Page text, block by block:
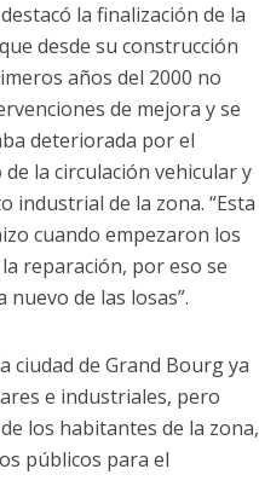
la finalización de la
desde su construcción
años del 2000 no
de mejora y se
deteriorada por el
la circulación vehicular y
industrial de la zona. “Esta
cuando empezaron los
reparación, por eso se
de las losas”.
ciudad de Grand Bourg ya
e industriales, pero
los habitantes de la zona,
públicos para el